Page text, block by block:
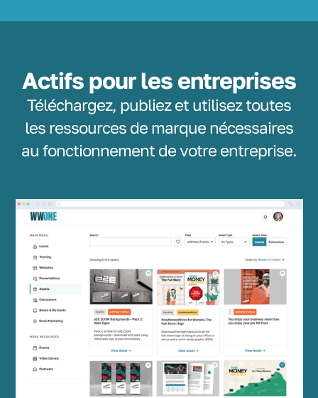
Actifs pour les entreprises
Téléchargez, publiez et utilisez toutes
les ressources de marque nécessaires
au fonctionnement de votre entreprise.